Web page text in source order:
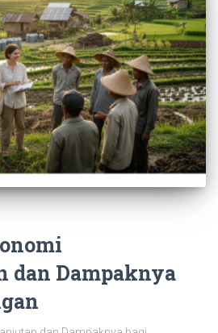
dan Dampaknya